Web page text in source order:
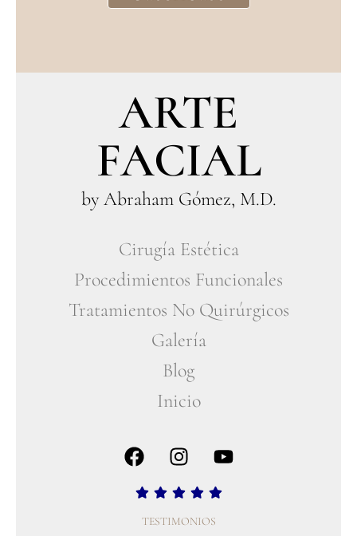
ARTE
FACIAL
by Abraham Gómez, M.D.
Cirugía Estética
Procedimientos Funcionales
Tratamientos No Quirúrgicos
Galería
Blog
Inicio
TESTIMONIOS